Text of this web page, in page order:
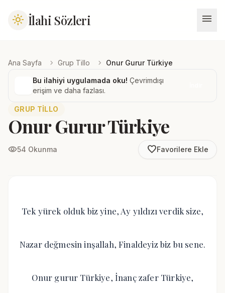
light_mode İlahi Sözleri menu
Ana Sayfa chevron_right Grup Tillo chevron_right Onur Gurur Türkiye
Bu ilahiyi uygulamada oku! Çevrimdışı
erişim ve daha fazlası.
GRUP TILLO
Onur Gurur Türkiye
visibility54 Okunma favorite_borderFavorilere Ekle
Tek yürek olduk biz yine, Ay yıldızı verdik size,
Nazar değmesin inşallah, Finaldeyiz biz bu sene.
Onur gurur Türkiye, İnanç zafer Türkiye,